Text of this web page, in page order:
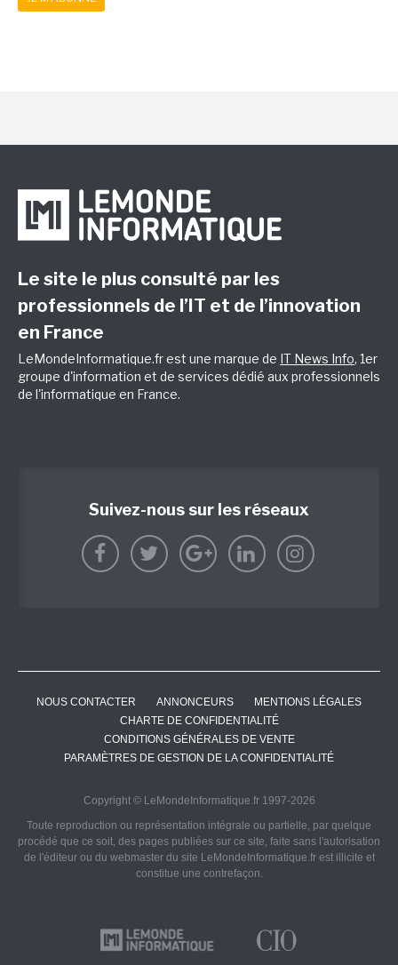
Le site le plus consulté par les
professionnels de l’IT et de l’innovation
en France
LeMondeInformatique.fr est une marque de IT News Info, 1er
groupe d'information et de services dédié aux professionnels
de l'informatique en France.
Suivez-nous sur les réseaux
NOUS CONTACTER ANNONCEURS
MENTIONS LÉGALES
CHARTE DE CONFIDENTIALITÉ
CONDITIONS GÉNÉRALES DE VENTE
PARAMÈTRES DE GESTION DE LA CONFIDENTIALITÉ
Copyright © LeMondeInformatique.fr 1997-2026
Toute reproduction ou représentation intégrale ou partielle, par quelque
procédé que ce soit, des pages publiées sur ce site, faite sans l'autorisation
de l'éditeur ou du webmaster du site LeMondeInformatique.fr est illicite et
constitue une contrefaçon.